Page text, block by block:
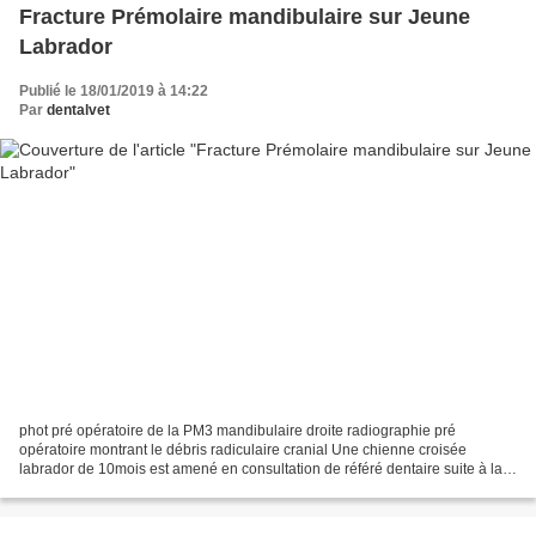
Fracture Prémolaire mandibulaire sur Jeune
Labrador
Publié le 18/01/2019 à 14:22
Par dentalvet
phot pré opératoire de la PM3 mandibulaire droite radiographie pré
opératoire montrant le débris radiculaire cranial Une chienne croisée
labrador de 10mois est amené en consultation de référé dentaire suite à la